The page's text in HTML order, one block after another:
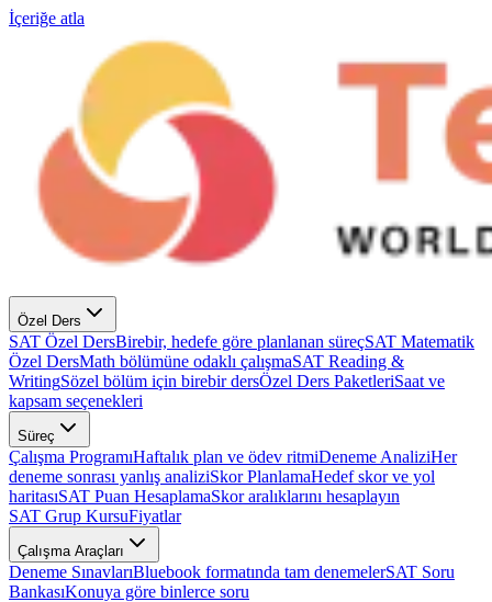
İçeriğe atla
Özel Ders
SAT Özel DersBirebir, hedefe göre planlanan süreçSAT Matematik
Özel DersMath bölümüne odaklı çalışmaSAT Reading &
WritingSözel bölüm için birebir dersÖzel Ders PaketleriSaat ve
kapsam seçenekleri
Süreç
Çalışma ProgramıHaftalık plan ve ödev ritmiDeneme AnaliziHer
deneme sonrası yanlış analiziSkor PlanlamaHedef skor ve yol
haritasıSAT Puan HesaplamaSkor aralıklarını hesaplayın
SAT Grup KursuFiyatlar
Çalışma Araçları
Deneme SınavlarıBluebook formatında tam denemelerSAT Soru
BankasıKonuya göre binlerce soru